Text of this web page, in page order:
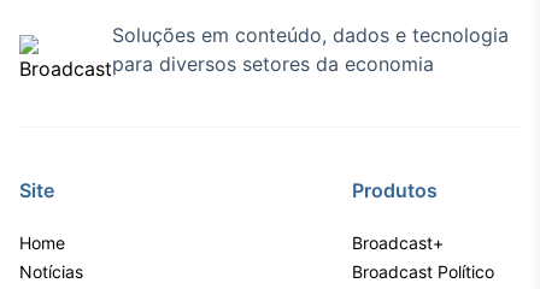
Soluções em conteúdo, dados e tecnologia
para diversos setores da economia
Site
Home
Notícias
Produtos
Broadcast+
Broadcast Político